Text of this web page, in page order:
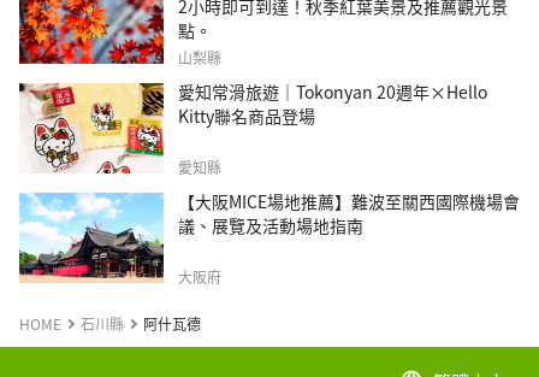
2小時即可到達！秋季紅葉美景及推薦觀光景
點。
山梨縣
愛知常滑旅遊｜Tokonyan 20週年×Hello
Kitty聯名商品登場
愛知縣
【大阪MICE場地推薦】難波至關西國際機場會
議、展覽及活動場地指南
大阪府
HOME 石川縣 阿什瓦德